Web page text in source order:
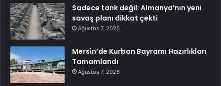
Sadece tank değil: Almanya’nın yeni
savaş planı dikkat çekti
Ağustos 7, 2026
Mersin’de Kurban Bayramı Hazırlıkları
Tamamlandı
Ağustos 7, 2026